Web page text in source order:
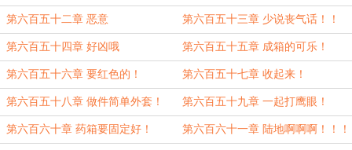
第六百五十二章 恶意 第六百五十三章 少说丧气话！！
第六百五十四章 好凶哦 第六百五十五章 成箱的可乐！
第六百五十六章 要红色的！ 第六百五十七章 收起来！
第六百五十八章 做件简单外套！ 第六百五十九章 一起打鹰眼！
第六百六十章 药箱要固定好！ 第六百六十一章 陆地啊啊啊！！！